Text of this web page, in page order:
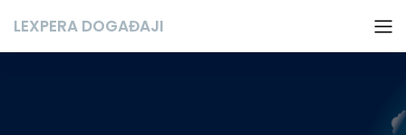
LEXPERA DOGAĐAJI